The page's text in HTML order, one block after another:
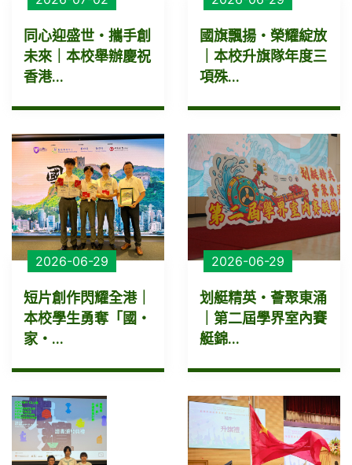
同心迎盛世・攜手創
未來｜本校舉辦慶祝
香港...
國旗飄揚・榮耀綻放
｜本校升旗隊年度三
項殊...
2026-06-29
短片創作閃耀全港｜
本校學生勇奪「國・
家・...
2026-06-29
划艇精英・薈聚東涌
｜第二屆學界室內賽
艇錦...